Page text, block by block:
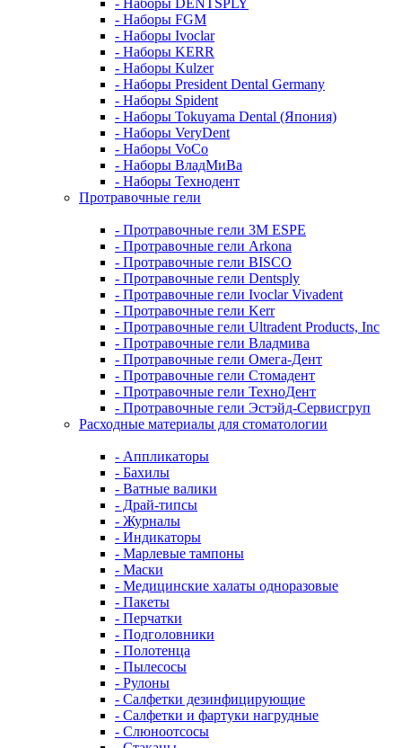
- Наборы DENTSPLY
- Наборы FGM
- Наборы Ivoclar
- Наборы KERR
- Наборы Kulzer
- Наборы President Dental Germany
- Наборы Spident
- Наборы Tokuyama Dental (Япония)
- Наборы VeryDent
- Наборы VoCo
- Наборы ВладМиВа
- Наборы Технодент
Протравочные гели
- Протравочные гели 3М ESPE
- Протравочные гели Arkona
- Протравочные гели BISCO
- Протравочные гели Dentsply
- Протравочные гели Ivoclar Vivadent
- Протравочные гели Kerr
- Протравочные гели Ultradent Products, Inc
- Протравочные гели Владмива
- Протравочные гели Омега-Дент
- Протравочные гели Стомадент
- Протравочные гели ТехноДент
- Протравочные гели Эстэйд-Сервисгруп
Расходные материалы для стоматологии
- Аппликаторы
- Бахилы
- Ватные валики
- Драй-типсы
- Журналы
- Индикаторы
- Марлевые тампоны
- Маски
- Медицинские халаты одноразовые
- Пакеты
- Перчатки
- Подголовники
- Полотенца
- Пылесосы
- Рулоны
- Салфетки дезинфицирующие
- Салфетки и фартуки нагрудные
- Слюноотсосы